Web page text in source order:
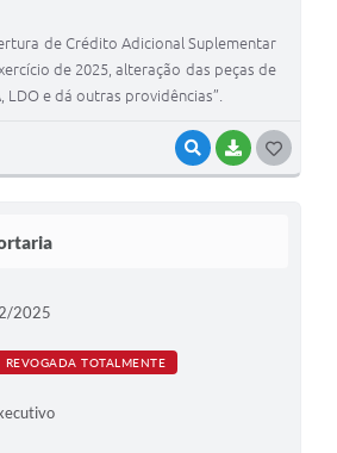
VISUALIZAR
BAIXAR
de Crédito Adicional Suplementar
de 2025, alteração das peças de
LDO e dá outras providências”.
2025
REVOGADA TOTALMENTE